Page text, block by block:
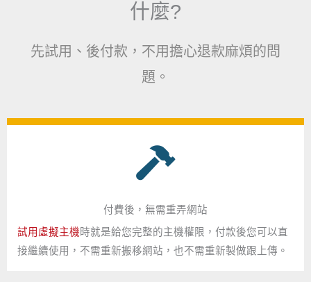
什麼?​
先試用、後付款，不用擔心退款麻煩的問
題。
付費後，無需重弄網站
試用虛擬主機時就是給您完整的主機權限，付款後您可以直
接繼續使用，不需重新搬移網站，也不需重新製做跟上傳。